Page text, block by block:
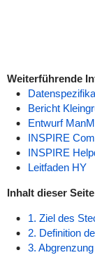
Weiterführende
Bericht
Entwurf
INSPIRE
INSPIRE
Leitfaden HY
Inhalt dieser Seite
1. Ziel des
2. Definition
3.